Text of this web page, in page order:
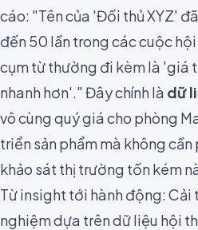
cáo: "Tên của 'Đối thủ XYZ'
đến 50 lần trong các cuộc
cụm từ thường đi kèm là 'giá
nhanh hơn'." Đây chính là dữ
vô cùng quý giá cho phòng
triển sản phẩm mà không
khảo sát thị trường tốn kém
Từ insight tới hành động: Cải
nghiệm dựa trên dữ liệu hội